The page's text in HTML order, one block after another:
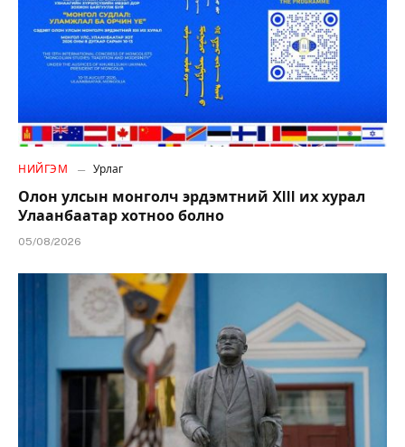
НИЙГЭМ Урлаг
Олон улсын монголч эрдэмтний XIII их хурал
Улаанбаатар хотноо болно
05/08/2026